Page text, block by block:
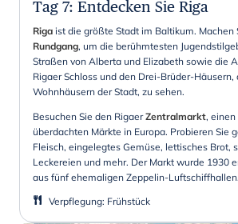
Tag 7: Entdecken Sie Riga
Riga ist die größte Stadt im Baltikum. Machen
Rundgang, um die berühmtesten
Straßen von Alberta und Elizabeth sowie die
Rigaer Schloss und den Drei-Brüder-
Wohnhäusern der Stadt, zu sehen.
Besuchen Sie den RigaerZentralmarkt,
überdachten Märkte in Europa. Probieren Sie
Fleisch, eingelegtes Gemüse, lettisches Brot,
Leckereien und mehr. Der Markt wurde 1930
aus fünf ehemaligen Zeppelin-Luftschiffhallen.
Verpflegung: Frühstück